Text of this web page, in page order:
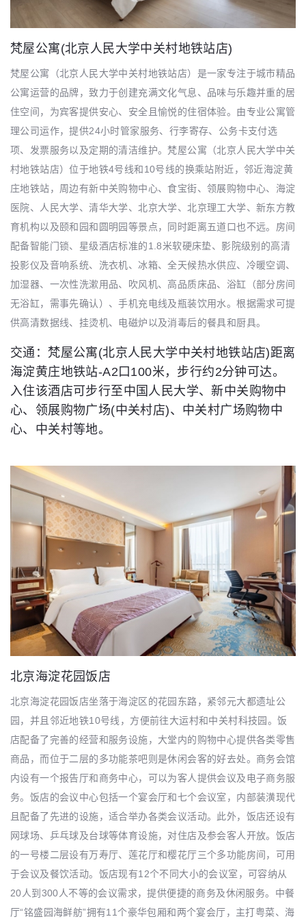
梵屋公寓(北京人民大学中关村地铁站店)
梵屋公寓（北京人民大学中关村地铁站店）是一家专注于城市精品
公寓运营的品牌，致力于创建充满文化气息、品味与乐趣并重的居
住空间，为宾客提供安心、安全且愉悦的住宿体验。由专业公寓管
理公司运作，提供24小时管家服务、行李寄存、公务卡支付选
项、发票服务以及定期的清洁维护。梵屋公寓（北京人民大学中关
村地铁站店）位于地铁4号线和10号线的换乘站附近，邻近海淀黄
庄地铁站，周边有新中关购物中心、食宝街、领展购物中心、海淀
医院、人民大学、清华大学、北京大学、北京理工大学、新东方教
育机构以及颐和园和圆明园等景点，同时距离五道口也不远。房间
配备智能门锁、星级酒店标准的1.8米软硬床垫、影院级别的高清
投影仪及音响系统、洗衣机、冰箱、全天候热水供应、冷暖空调、
加湿器、一次性洗漱用品、吹风机、高品质床品、浴缸（部分房间
无浴缸，需事先确认）、手机充电线及瓶装饮用水。根据需求可提
供高清数据线、挂烫机、电磁炉以及消毒后的餐具和厨具。
交通：梵屋公寓(北京人民大学中关村地铁站店)距离
海淀黄庄地铁站-A2口100米，步行约2分钟可达。
入住该酒店可步行至中国人民大学、新中关购物中
心、领展购物广场(中关村店)、中关村广场购物中
心、中关村等地。
北京海淀花园饭店
北京海淀花园饭店坐落于海淀区的花园东路，紧邻元大都遗址公
园，并且邻近地铁10号线，方便前往大运村和中关村科技园。饭
店配备了完善的经营和服务设施，大堂内的购物中心提供各类零售
商品，而位于二层的多功能茶吧则是休闲会客的好去处。商务会馆
内设有一个报告厅和商务中心，可以为客人提供会议及电子商务服
务。饭店的会议中心包括一个宴会厅和七个会议室，内部装潢现代
且配备了先进的设施，适合举办各类会议活动。此外，饭店还设有
网球场、乒乓球及台球等体育设施，对住店及参会客人开放。饭店
的一号楼二层设有万寿厅、莲花厅和樱花厅三个多功能房间，可用
于会议及餐饮活动。饭店现有12个不同大小的会议室，可容纳从
20人到300人不等的会议需求，提供便捷的商务及休闲服务。中餐
厅“铭盛园海鲜舫”拥有11个豪华包厢和两个宴会厅，主打粤菜、海